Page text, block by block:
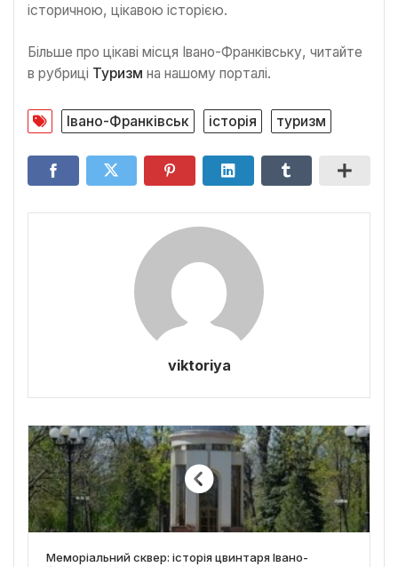
історичною, цікавою історією.
Більше про цікаві місця Івано-Франківську, читайте
в рубриці Туризм на нашому порталі.
Івано-Франківськ історія туризм
viktoriya
Меморіальний сквер: історія цвинтаря Івано-